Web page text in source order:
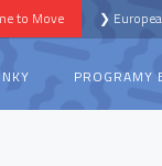
to Move ❯
PROGRAMY